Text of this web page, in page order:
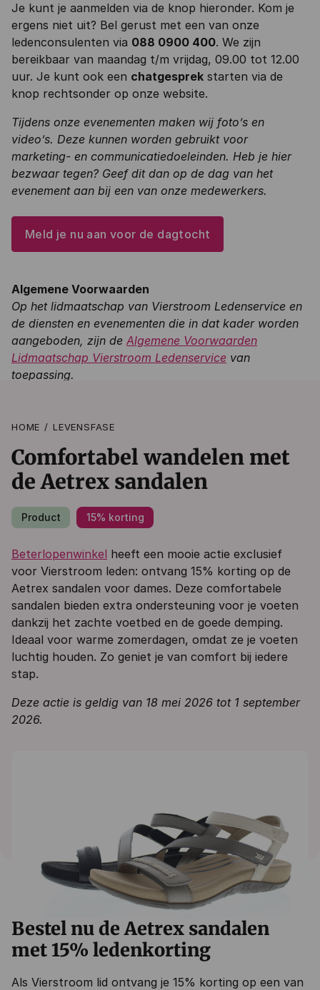
Je kunt je aanmelden via de knop hieronder. Kom je
ergens niet uit? Bel gerust met een van onze
ledenconsulenten via 088 0900 400. We zijn
bereikbaar van maandag t/m vrijdag, 09.00 tot 12.00
uur. Je kunt ook een chatgesprek starten via de
knop rechtsonder op onze website.
Tijdens onze evenementen maken wij foto’s en
video’s. Deze kunnen worden gebruikt voor
marketing- en communicatiedoeleinden. Heb je hier
bezwaar tegen? Geef dit dan op de dag van het
evenement aan bij een van onze medewerkers.
Meld je nu aan voor de dagtocht
Algemene Voorwaarden
Op het lidmaatschap van Vierstroom Ledenservice en
de diensten en evenementen die in dat kader worden
aangeboden, zijn de Algemene Voorwaarden
Lidmaatschap Vierstroom Ledenservice van
toepassing.
HOME LEVENSFASE
Comfortabel wandelen met
de Aetrex sandalen
Product 15% korting
Beterlopenwinkel heeft een mooie actie exclusief
voor Vierstroom leden: ontvang 15% korting op de
Aetrex sandalen voor dames. Deze comfortabele
sandalen bieden extra ondersteuning voor je voeten
dankzij het zachte voetbed en de goede demping.
Ideaal voor warme zomerdagen, omdat ze je voeten
luchtig houden. Zo geniet je van comfort bij iedere
stap.
Deze actie is geldig van 18 mei 2026 tot 1 september
2026.
Bestel nu de Aetrex sandalen
met 15% ledenkorting
Als Vierstroom lid ontvang je 15% korting op een van